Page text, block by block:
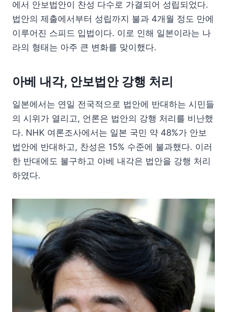
에서 안보법안이 찬성 다수로 가결되어 성립되었다.
법안의 제출에서부터 성립까지 불과 4개월 정도 만에
이루어진 스피드 입법이다. 이로 인해 일본이라는 나
라의 형태는 아주 큰 변화를 맞이했다.
아베 내각, 안보법안 강행 처리
일본에서는 연일 전국적으로 법안에 반대하는 시민들
의 시위가 열리고, 언론은 법안의 강행 처리를 비난했
다. NHK 여론조사에서는 일본 국민 약 48%가 안보
법안에 반대하고, 찬성은 15% 수준에 불과했다. 이러
한 반대에도 불구하고 아베 내각은 법안을 강행 처리
하였다.